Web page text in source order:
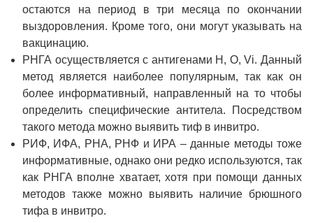
остаются на период в три месяца по окончании
выздоровления. Кроме того, они могут указывать на
вакцинацию.
РНГА осуществляется с антигенами Н, О, Vi. Данный
метод является наиболее популярным, так как он
более информативный, направленный на то чтобы
определить специфические антитела. Посредством
такого метода можно выявить тиф в инвитро.
РИФ, ИФА, РНА, РНФ и ИРА – данные методы тоже
информативные, однако они редко используются, так
как РНГА вполне хватает, хотя при помощи данных
методов также можно выявить наличие брюшного
тифа в инвитро.